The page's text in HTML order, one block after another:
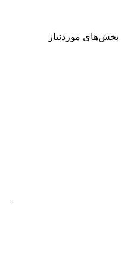
بخش‌های موردنیاز